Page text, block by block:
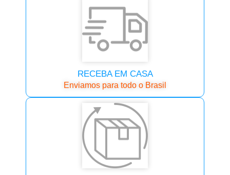
RECEBA EM CASA
Enviamos para todo o Brasil